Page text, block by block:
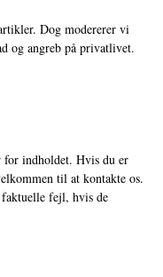
Dog modererer vi
og angreb på privatlivet.
for indholdet. Hvis du er
til at kontakte os.
fejl, hvis de